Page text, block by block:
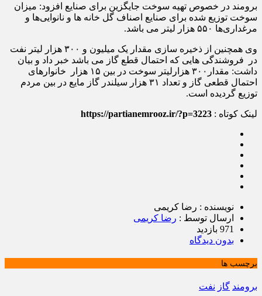
برومند در خصوص تهیه سوخت جایگزین برای صنایع افزود: میزان
سوخت توزیع شده برای صنایع اصناف گل خانه ها و نانوایی‌ها و
مرغداری‌ها ۵۵۰ هزار لیتر می باشد.
وی همچنین از ذخیره سازی مقدار یک میلیون و ۳۰۰ هزار لیتر نفت
در فروشندگی هایی که احتمال قطع گاز می باشد خبر داد و بیان
داشت: مقدار۳۰۰ هزارلیتر سوخت در بین ۱۵ هزار خانوارهای
احتمال قطعی گاز و تعداد ۳۱ هزار سیلندر گاز مایع در بین مردم
توزیع گردیده است.
لینک کوتاه : https://partianemrooz.ir/?p=3223
نویسنده : رضا کریمی
ارسال توسط : رضا کریمی
971 بازدید
بدون دیدگاه
برچسب ها
برومند گاز نفت